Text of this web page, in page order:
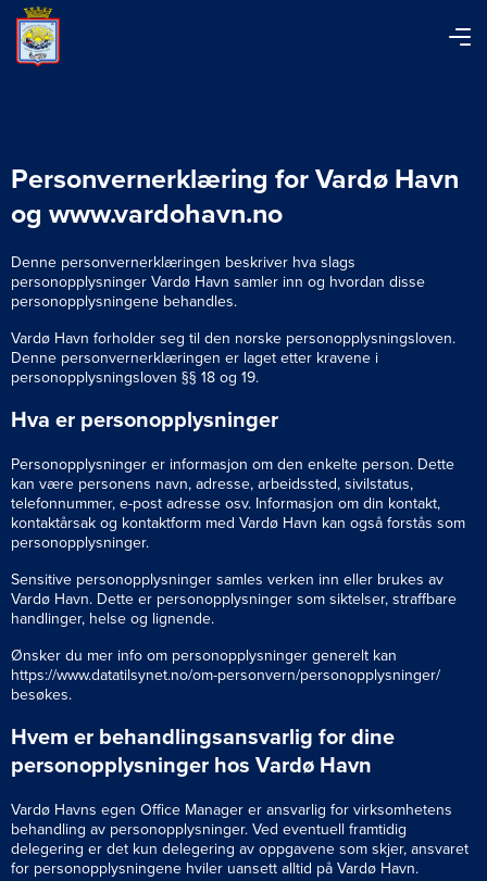
Personvernerklæring for Vardø Havn
og www.vardohavn.no
Denne personvernerklæringen beskriver hva slags
personopplysninger Vardø Havn samler inn og hvordan disse
personopplysningene behandles.
Vardø Havn forholder seg til den norske personopplysningsloven.
Denne personvernerklæringen er laget etter kravene i
personopplysningsloven §§ 18 og 19.
Hva er personopplysninger
Personopplysninger er informasjon om den enkelte person. Dette
kan være personens navn, adresse, arbeidssted, sivilstatus,
telefonnummer, e-post adresse osv. Informasjon om din kontakt,
kontaktårsak og kontaktform med Vardø Havn kan også forstås som
personopplysninger.
Sensitive personopplysninger samles verken inn eller brukes av
Vardø Havn. Dette er personopplysninger som siktelser, straffbare
handlinger, helse og lignende.
Ønsker du mer info om personopplysninger generelt kan
https://www.datatilsynet.no/om-personvern/personopplysninger/
besøkes.
Hvem er behandlingsansvarlig for dine
personopplysninger hos Vardø Havn
Vardø Havns egen Office Manager er ansvarlig for virksomhetens
behandling av personopplysninger. Ved eventuell framtidig
delegering er det kun delegering av oppgavene som skjer, ansvaret
for personopplysningene hviler uansett alltid på Vardø Havn.